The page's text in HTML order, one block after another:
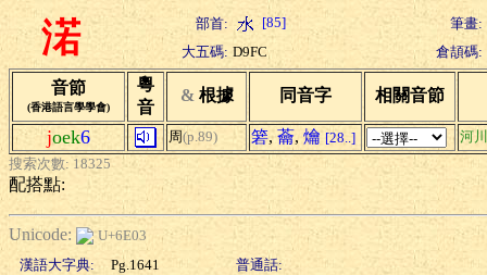
渃 部首: [85]
筆畫:
大五碼: D9FC 倉頡碼:
音節
(香港語言學學會)
粵
音
& 根據 同音字 相關音節
joek6 周(p.89) 箬, 蘥, 爚 [28..]
河
搜索次數: 18325
配搭點:
Unicode:
U+6E03
漢語大字典:
Pg.1641 普通話: